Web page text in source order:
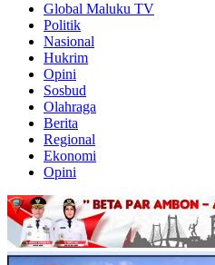
Global Maluku TV
Politik
Nasional
Hukrim
Opini
Sosbud
Olahraga
Berita
Regional
Ekonomi
Opini